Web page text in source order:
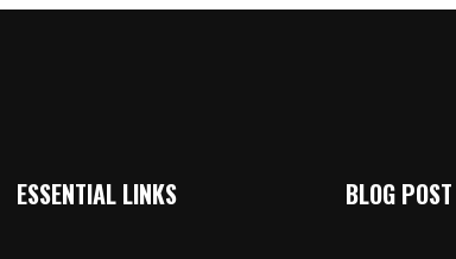
ESSENTIAL LINKS BLOG POST